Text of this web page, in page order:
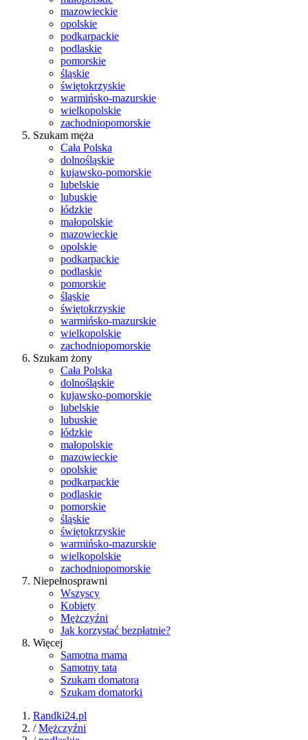
mazowieckie
opolskie
podkarpackie
podlaskie
pomorskie
śląskie
świętokrzyskie
warmińsko-mazurskie
wielkopolskie
zachodniopomorskie
Szukam męża
Cała Polska
dolnośląskie
kujawsko-pomorskie
lubelskie
lubuskie
łódzkie
małopolskie
mazowieckie
opolskie
podkarpackie
podlaskie
pomorskie
śląskie
świętokrzyskie
warmińsko-mazurskie
wielkopolskie
zachodniopomorskie
Szukam żony
Cała Polska
dolnośląskie
kujawsko-pomorskie
lubelskie
lubuskie
łódzkie
małopolskie
mazowieckie
opolskie
podkarpackie
podlaskie
pomorskie
śląskie
świętokrzyskie
warmińsko-mazurskie
wielkopolskie
zachodniopomorskie
Niepełnosprawni
Wszyscy
Kobiety
Mężczyźni
Jak korzystać bezpłatnie?
Więcej
Samotna mama
Samotny tata
Szukam domatora
Szukam domatorki
Randki24.pl
/Mężczyźni